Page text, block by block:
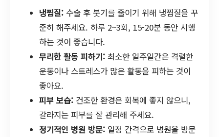
냉찜질: 수술 후 붓기를 줄이기 위해 냉찜질을 꾸
준히 해주세요. 하루 2~3회, 15-20분 동안 시행
하는 것이 좋습니다.
무리한 활동 피하기: 최소한 일주일간은 격렬한
운동이나 스트레스가 많은 활동을 피하는 것이
좋아요.
피부 보습: 건조한 환경은 회복에 좋지 않으니,
갈라지는 피부를 잘 관리해 주세요.
정기적인 병원 방문: 일정 간격으로 병원을 방문